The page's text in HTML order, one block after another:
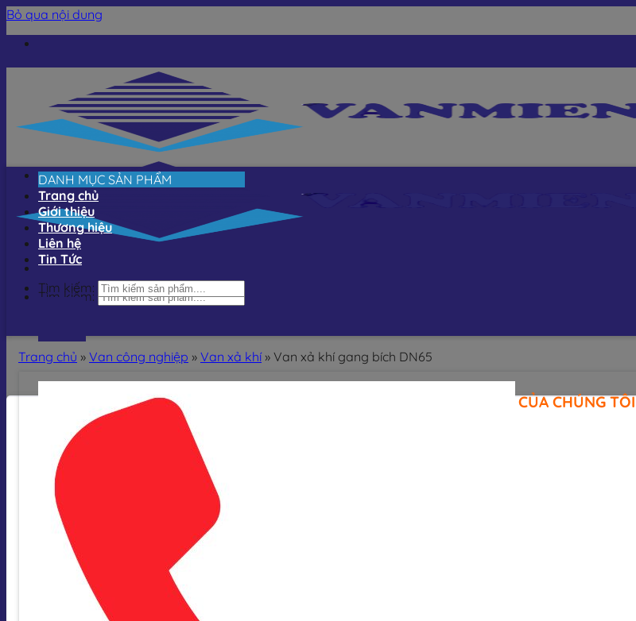
Bỏ qua nội dung
Tìm kiếm:
DANH MỤC SẢN PHẨM
Trang chủ
Giới thiệu
Thương hiệu
Liên hệ
Tin Tức
Tìm kiếm:
Trang chủ » Van công nghiệp » Van xả khí» Van xả khí gang bích DN65
CAM KẾT CỦA CHÚNG TÔI